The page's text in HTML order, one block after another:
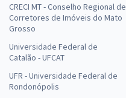
CRECI MT - Conselho Regional de
Corretores de Imóveis do Mato
Grosso
Universidade Federal de
Catalão - UFCAT
UFR - Universidade Federal de
Rondonópolis